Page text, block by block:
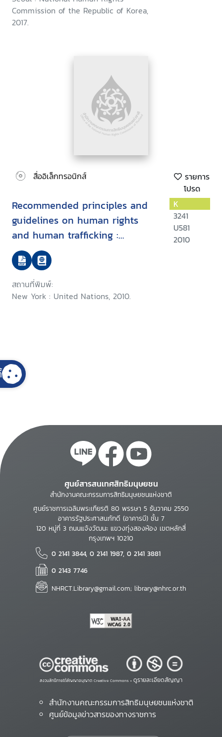
Commission of the Republic of Korea,
2017.
สื่ออิเล็กทรอนิกส์
รายการ
โปรด
Recommended principles and
guidelines on human rights
and human trafficking :
commentary
สถานที่พิมพ์:
New York : United Nations, 2010.
K
3241
U581
2010
ศูนย์สารสนเทศสิทธิมนุษยชน
สำนักงานคณะกรรมการสิทธิมนุษยชนแห่งชาติ
ศูนย์ราชการเฉลิมพระเกียรติ 80 พรรษา 5 ธันวาคม 2550
อาคารรัฐประศาสนภักดี (อาคารบี) ชั้น 7
120 หมู่ที่ 3 ถนนแจ้งวัฒนะ แขวงทุ่งสองห้อง เขตหลักสี่
กรุงเทพฯ 10210
0 2141 3844, 0 2141 1987, 0 2141 3881
0 2143 7746
NHRCT.Library@gmail.com; library@nhrc.or.th
สงวนสิทธิ์ภายใต้สัญญาอนุญาต Creative Commons • ดูรายละเอียดสัญญา
สำนักงานคณะกรรมการสิทธิมนุษยชนแห่งชาติ
ศูนย์ข้อมูลข่าวสารของทางราชการ